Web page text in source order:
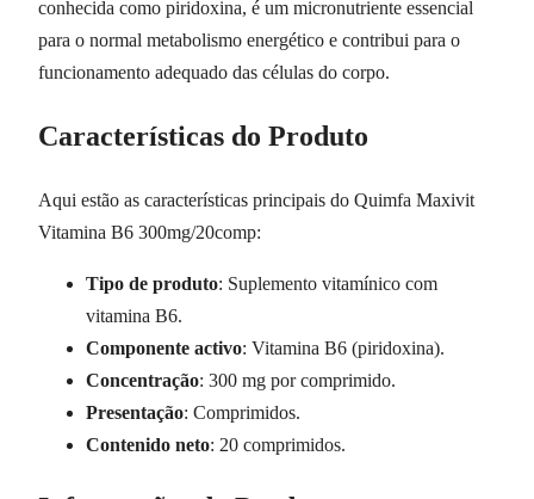
conhecida como piridoxina, é um micronutriente essencial
para o normal metabolismo energético e contribui para o
funcionamento adequado das células do corpo.
Características do Produto
Aqui estão as características principais do Quimfa Maxivit
Vitamina B6 300mg/20comp:
Tipo de produto: Suplemento vitamínico com
vitamina B6.
Componente activo: Vitamina B6 (piridoxina).
Concentração: 300 mg por comprimido.
Presentação: Comprimidos.
Contenido neto: 20 comprimidos.